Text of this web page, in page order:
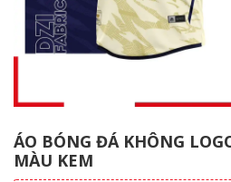
ÁO BÓNG ĐÁ KHÔNG
MÀU KEM